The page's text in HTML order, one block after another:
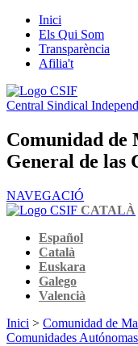
Inici
Els Qui Som
Transparència
Afilia't
Central Sindical
Comunidad
General de las
NAVEGACIÓ
CATALÀ
Español
Català
Euskara
Galego
Valencià
Inici > Comunidad de
Comunidades Autónomas